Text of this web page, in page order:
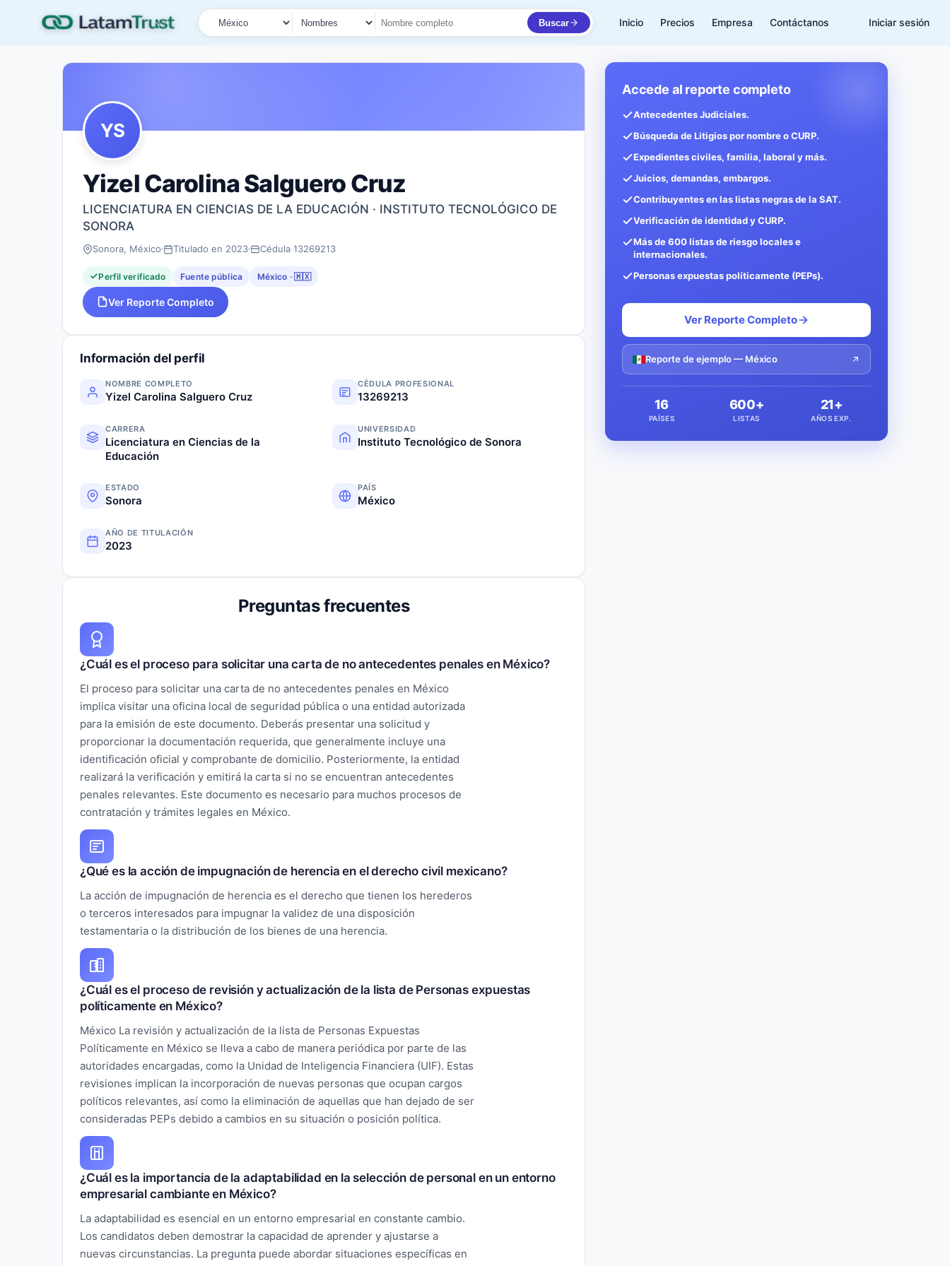
País
Tipo de búsqueda
Nombre o documento
Buscar Inicio Precios Empresa Contáctanos Iniciar sesión
YS
Yizel Carolina Salguero Cruz
LICENCIATURA EN CIENCIAS DE LA EDUCACIÓN · INSTITUTO TECNOLÓGICO DE
SONORA
Sonora, México Titulado en 2023 Cédula 13269213
Perfil verificado Fuente pública México · 🇲🇽
Ver Reporte Completo
Información del perfil
NOMBRE COMPLETO
Yizel Carolina Salguero Cruz
CÉDULA PROFESIONAL
13269213
CARRERA
Licenciatura en Ciencias de la
Educación
UNIVERSIDAD
Instituto Tecnológico de Sonora
ESTADO
Sonora
PAÍS
México
AÑO DE TITULACIÓN
2023
Preguntas frecuentes
¿Cuál es el proceso para solicitar una carta de no antecedentes penales en México?
El proceso para solicitar una carta de no antecedentes penales en México
implica visitar una oficina local de seguridad pública o una entidad autorizada
para la emisión de este documento. Deberás presentar una solicitud y
proporcionar la documentación requerida, que generalmente incluye una
identificación oficial y comprobante de domicilio. Posteriormente, la entidad
realizará la verificación y emitirá la carta si no se encuentran antecedentes
penales relevantes. Este documento es necesario para muchos procesos de
contratación y trámites legales en México.
¿Qué es la acción de impugnación de herencia en el derecho civil mexicano?
La acción de impugnación de herencia es el derecho que tienen los herederos
o terceros interesados para impugnar la validez de una disposición
testamentaria o la distribución de los bienes de una herencia.
¿Cuál es el proceso de revisión y actualización de la lista de Personas expuestas
políticamente en México?
México La revisión y actualización de la lista de Personas Expuestas
Políticamente en México se lleva a cabo de manera periódica por parte de las
autoridades encargadas, como la Unidad de Inteligencia Financiera (UIF). Estas
revisiones implican la incorporación de nuevas personas que ocupan cargos
políticos relevantes, así como la eliminación de aquellas que han dejado de ser
consideradas PEPs debido a cambios en su situación o posición política.
¿Cuál es la importancia de la adaptabilidad en la selección de personal en un entorno
empresarial cambiante en México?
La adaptabilidad es esencial en un entorno empresarial en constante cambio.
Los candidatos deben demostrar la capacidad de aprender y ajustarse a
nuevas circunstancias. La pregunta puede abordar situaciones específicas en
Accede al reporte completo
Antecedentes Judiciales.
Búsqueda de Litigios por nombre o CURP.
Expedientes civiles, familia, laboral y más.
Juicios, demandas, embargos.
Contribuyentes en las listas negras de la SAT.
Verificación de identidad y CURP.
Más de 600 listas de riesgo locales e
internacionales.
Personas expuestas políticamente (PEPs).
Ver Reporte Completo
Reporte de ejemplo — México
16
PAÍSES
600+
LISTAS
21+
AÑOS EXP.